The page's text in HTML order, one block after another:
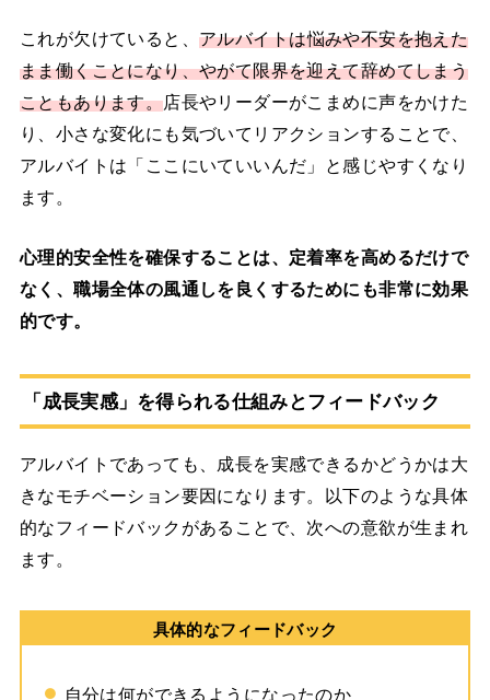
これが欠けていると、アルバイトは悩みや不安を抱えた
まま働くことになり、やがて限界を迎えて辞めてしまう
こともあります。店長やリーダーがこまめに声をかけた
り、小さな変化にも気づいてリアクションすることで、
アルバイトは「ここにいていいんだ」と感じやすくなり
ます。
心理的安全性を確保することは、定着率を高めるだけで
なく、職場全体の風通しを良くするためにも非常に効果
的です。
「成長実感」を得られる仕組みとフィードバック
アルバイトであっても、成長を実感できるかどうかは大
きなモチベーション要因になります。以下のような具体
的なフィードバックがあることで、次への意欲が生まれ
ます。
具体的なフィードバック
自分は何ができるようになったのか